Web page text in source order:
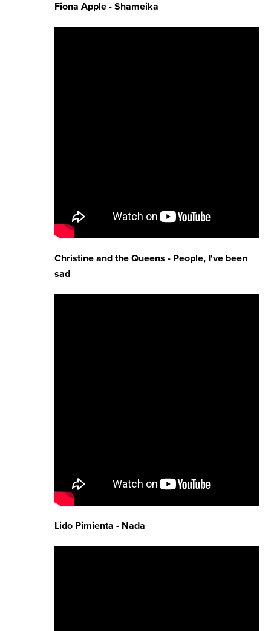
Fiona Apple - Shameika
Christine and the Queens - People, I've been
sad
Lido Pimienta - Nada